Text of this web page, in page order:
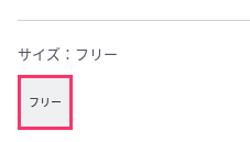
サイズ： フリー
フリー